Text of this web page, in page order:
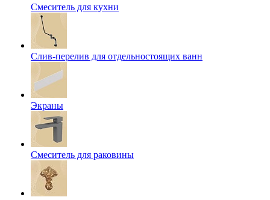
Смеситель для кухни
Слив-перелив для отдельностоящих ванн
Экраны
Смеситель для раковины